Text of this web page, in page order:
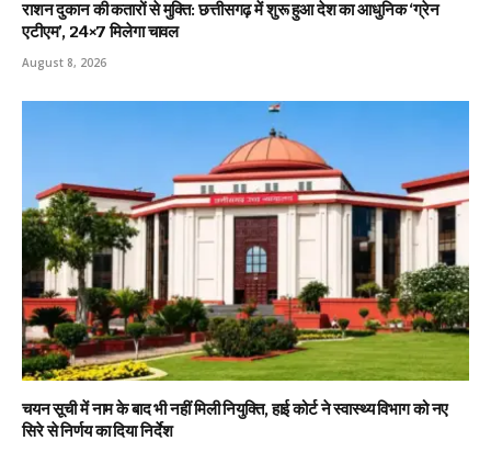
राशन दुकान की कतारों से मुक्ति: छत्तीसगढ़ में शुरू हुआ देश का आधुनिक ‘ग्रेन
एटीएम’, 24×7 मिलेगा चावल
August 8, 2026
चयन सूची में नाम के बाद भी नहीं मिली नियुक्ति, हाई कोर्ट ने स्वास्थ्य विभाग को नए
सिरे से निर्णय का दिया निर्देश